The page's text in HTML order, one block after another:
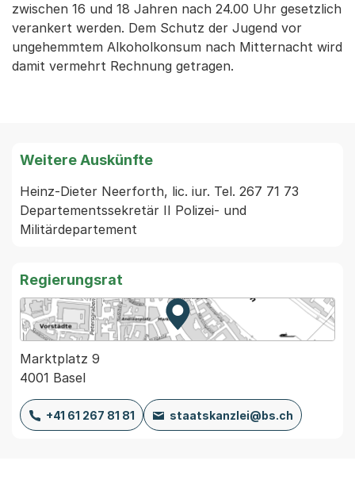
zwischen 16 und 18 Jahren nach 24.00 Uhr gesetzlich
verankert werden. Dem Schutz der Jugend vor
ungehemmtem Alkoholkonsum nach Mitternacht wird
damit vermehrt Rechnung getragen.
Weitere Auskünfte
Heinz-Dieter Neerforth, lic. iur. Tel. 267 71 73
Departementssekretär II Polizei- und
Regierungsrat
Zur Karte von MapBS.
Externer Link, wird in einem
Marktplatz 9
4001 Basel
+41 61 267 81 81 staatskanzlei@bs.ch